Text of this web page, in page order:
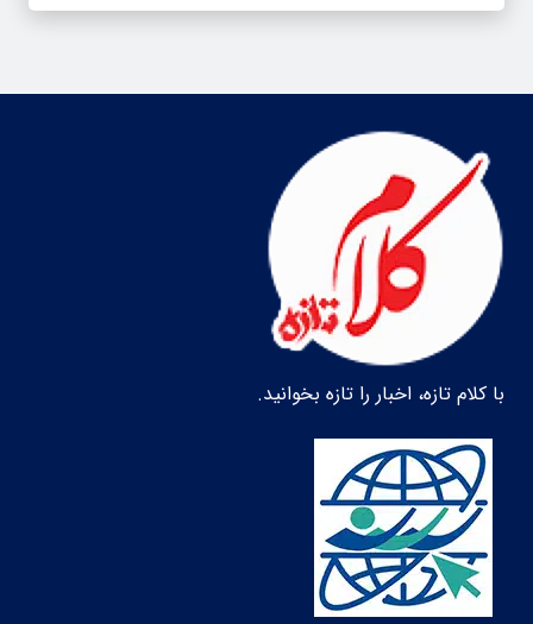
با کلام تازه، اخبار را تازه بخوانید.